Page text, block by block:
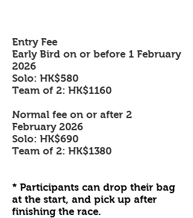
Entry Fee
Early Bird on or before 1 February
2026
Solo: HK$580
Team of 2: HK$1160
Normal fee on or after 2
February2026
Solo: HK$690
Team of 2: HK$1380
* Participants can drop their bag
at the start, and pick up after
finishing the race.